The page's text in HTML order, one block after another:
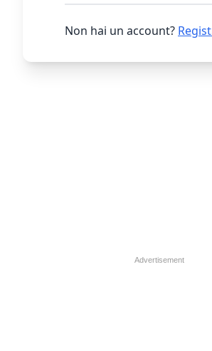
Non hai un account?